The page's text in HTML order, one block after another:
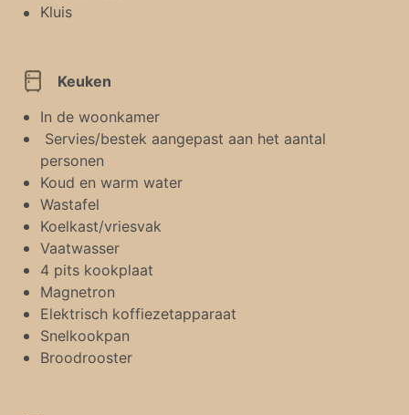
Kluis
Keuken
In de woonkamer
Servies/bestek aangepast aan het aantal
personen
Koud en warm water
Wastafel
Koelkast/vriesvak
Vaatwasser
4 pits kookplaat
Magnetron
Elektrisch koffiezetapparaat
Snelkookpan
Broodrooster